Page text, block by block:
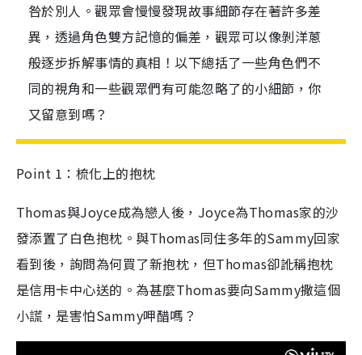
咎於別人。觀眾會慢慢發現故事細節存在著許多差
異，透過角色雙方記憶的偏差，觀眾可以像剝洋蔥
般逐步拆解事情的真相！以下總括了一些角色們不
同的視角和一些觀眾們有可能忽略了的小細節，你
又留意到嗎？
Point 1：梳化上的抱枕
Thomas與Joyce成為戀人後，Joyce為Thomas家的沙
發添置了白色抱枕。與Thomas同住多年的Sammy回家
看到後，詢問為何買了新抱枕，但Thomas卻訛稱抱枕
是信用卡中心送的。為甚麼Thomas要向Sammy撒這個
小謊，是害怕Sammy呷醋嗎？